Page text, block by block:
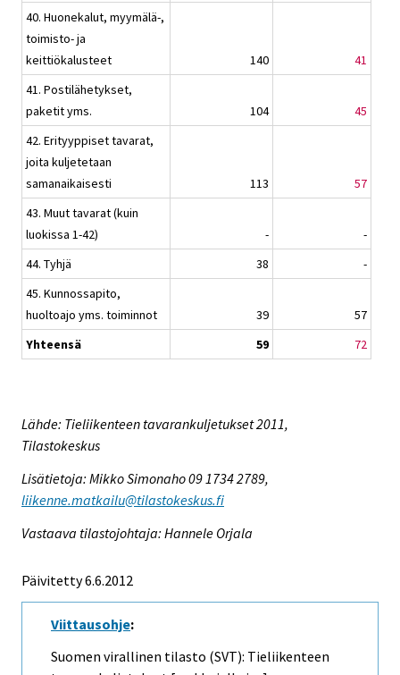
40. Huonekalut, myymälä-,
toimisto- ja
keittiökalusteet
140
41
41. Postilähetykset,
paketit yms.
104
45
42. Erityyppiset tavarat,
joita kuljetetaan
samanaikaisesti
113
57
43. Muut tavarat (kuin
luokissa 1-42)
-
-
44. Tyhjä
38
-
45. Kunnossapito,
huoltoajo yms. toiminnot
39
57
Yhteensä
59 72
Lähde: Tieliikenteen tavarankuljetukset 2011,
Tilastokeskus
Lisätietoja: Mikko Simonaho 09 1734 2789,
liikenne.matkailu@tilastokeskus.fi
Vastaava tilastojohtaja: Hannele Orjala
Päivitetty 6.6.2012
Viittausohje:
Suomen virallinen tilasto (SVT): Tieliikenteen